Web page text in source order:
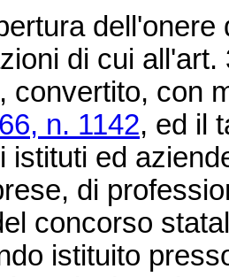
dell'onere
di cui
, convertito, con
n. 1142, ed il
istituti ed
di
concorso
istituito